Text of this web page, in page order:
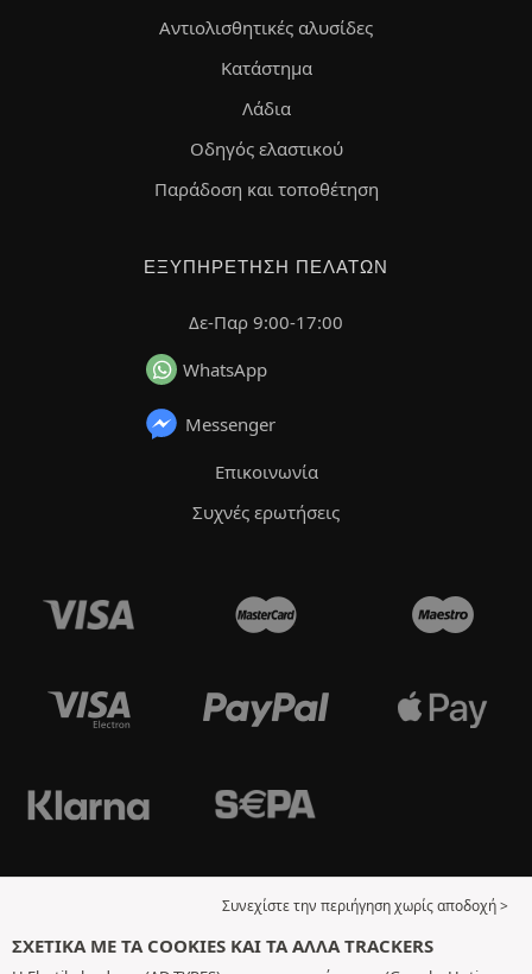
Αντιολισθητικές αλυσίδες
Κατάστημα
Λάδια
Οδηγός ελαστικού
Παράδοση και τοποθέτηση
ΕΞΥΠΗΡΈΤΗΣΗ ΠΕΛΑΤΏΝ
Δε-Παρ 9:00-17:00
WhatsApp
Messenger
Επικοινωνία
Συχνές ερωτήσεις
Συνεχίστε την περιήγηση χωρίς αποδοχή >
ΣΧΕΤΙΚΆ ΜΕ ΤΑ COOKIES ΚΑΙ ΤΑ ΆΛΛΑ TRACKERS